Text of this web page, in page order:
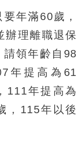
年滿60歲，
辦理離職退保
領年齡自98
年提高為61
111年提高為
，115年以後